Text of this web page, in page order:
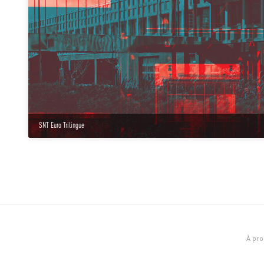
SNT Euro Trilingue
À